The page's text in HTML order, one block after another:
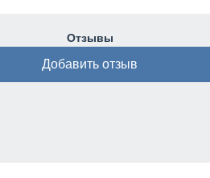
Отзывы
Добавить отзыв